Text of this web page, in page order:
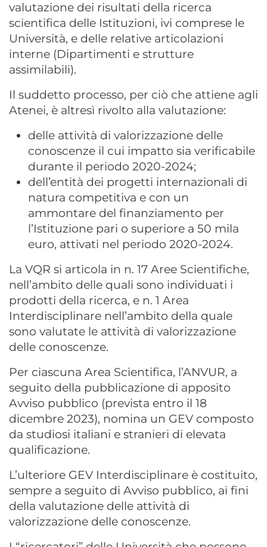
valutazione dei risultati della ricerca
scientifica delle Istituzioni, ivi comprese le
Università, e delle relative articolazioni
interne (Dipartimenti e strutture
assimilabili).
Il suddetto processo, per ciò che attiene agli
Atenei, è altresì rivolto alla valutazione:
delle attività di valorizzazione delle
conoscenze il cui impatto sia verificabile
durante il periodo 2020-2024;
dell’entità dei progetti internazionali di
natura competitiva e con un
ammontare del finanziamento per
l’Istituzione pari o superiore a 50 mila
euro, attivati nel periodo 2020-2024.
La VQR si articola in n. 17 Aree Scientifiche,
nell’ambito delle quali sono individuati i
prodotti della ricerca, e n. 1 Area
Interdisciplinare nell’ambito della quale
sono valutate le attività di valorizzazione
delle conoscenze.
Per ciascuna Area Scientifica, l’ANVUR, a
seguito della pubblicazione di apposito
Avviso pubblico (prevista entro il 18
dicembre 2023), nomina un GEV composto
da studiosi italiani e stranieri di elevata
qualificazione.
L’ulteriore GEV Interdisciplinare è costituito,
sempre a seguito di Avviso pubblico, ai fini
della valutazione delle attività di
valorizzazione delle conoscenze.